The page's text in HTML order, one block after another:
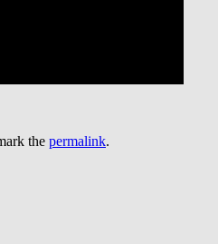
the permalink.